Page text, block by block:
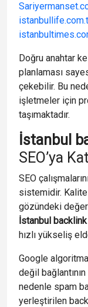
Doğru anahtar
planlaması
çekebilir. Bu
işletmeler için
taşımaktadır.
İstanbul
SEO’ya
SEO
sistemidir.
gözündeki
İstanbul backlink
hızlı yükseliş
Google
değil
nedenle spam
yerleştirilen